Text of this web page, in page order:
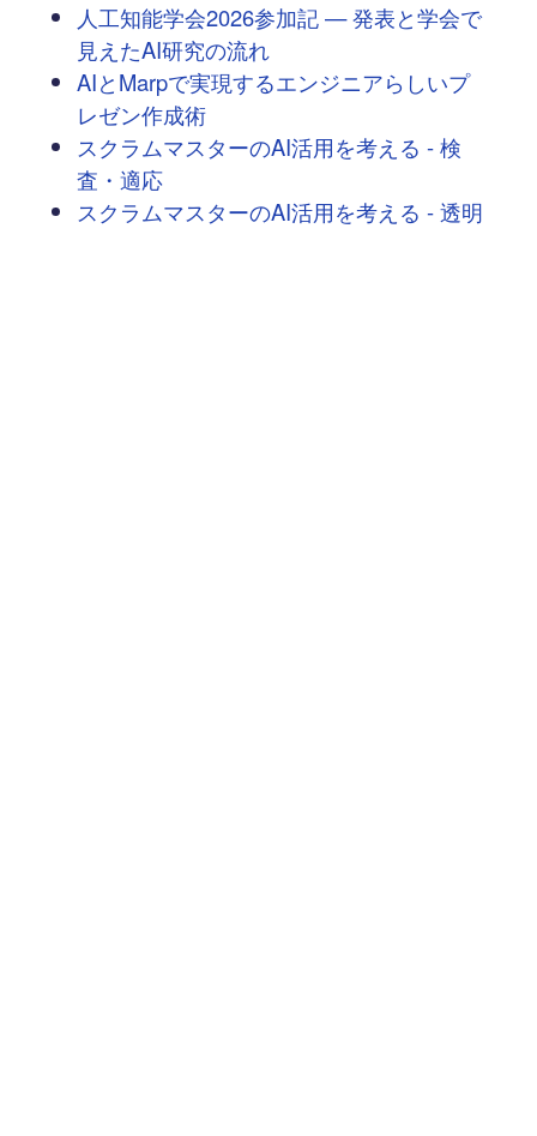
人工知能学会2026参加記 — 発表と学会で
見えたAI研究の流れ
AIとMarpで実現するエンジニアらしいプ
レゼン作成術
スクラムマスターのAI活用を考える - 検
査・適応
スクラムマスターのAI活用を考える - 透明